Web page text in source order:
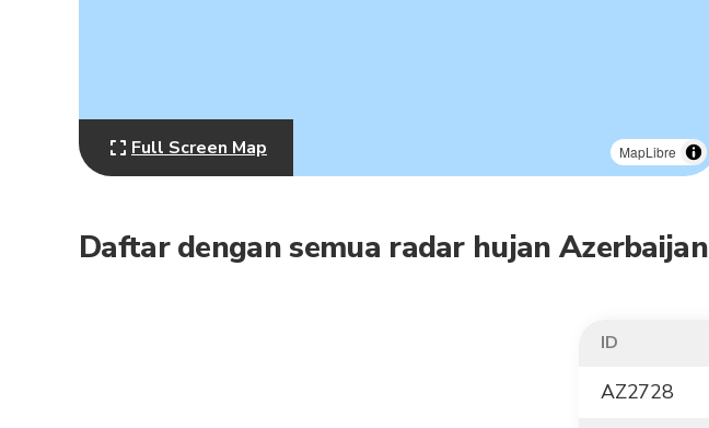
MapLibre
Full Screen Map
Daftar dengan semua radar hujan Azerbaijan
ID
AZ2728